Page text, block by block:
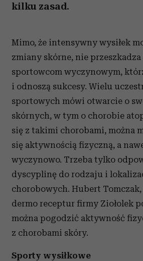
kilku zasad.
Mimo, że intensywny wysiłek
zmiany skórne, nie
sportowcom wyczynowym,
i odnoszą sukcesy. Wielu
sportowych mówi otwarcie o
skórnych, w tym o chorobie
się z takimi chorobami, można
się aktywnością fizyczną, a
wyczynowo. Trzeba tylko
dyscyplinę do rodzaju i
chorobowych. Hubert Tomczak,
dermo receptur firmy Ziołolek
można pogodzić aktywność
z chorobami skóry.
Sporty wysiłkowe